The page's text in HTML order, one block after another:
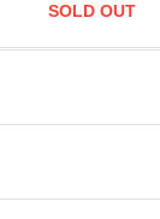
SOLD OUT